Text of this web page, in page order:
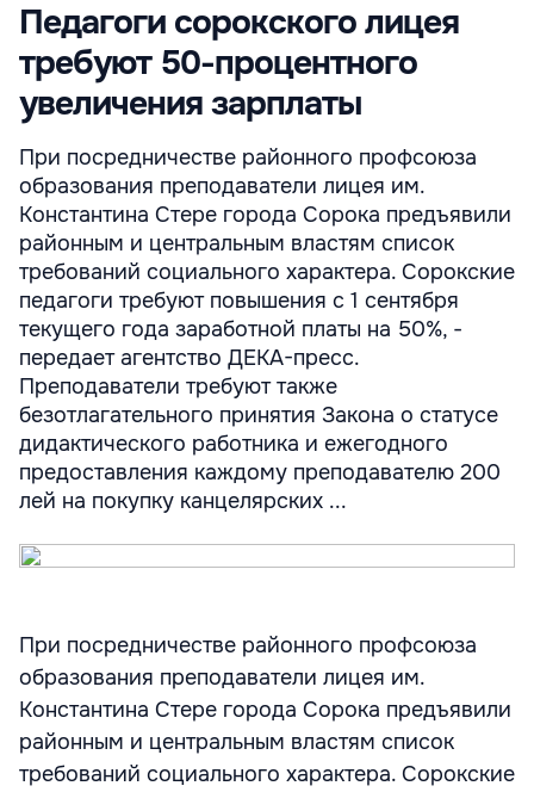
Педагоги сорокского лицея
требуют 50-процентного
увеличения зарплаты
При посредничестве районного профсоюза
образования преподаватели лицея им.
Константина Стере города Сорока предъявили
районным и центральным властям список
требований социального характера. Сорокские
педагоги требуют повышения с 1 сентября
текущего года заработной платы на 50%, -
передает агентство ДЕКА-пресс.
Преподаватели требуют также
безотлагательного принятия Закона о статусе
дидактического работника и ежегодного
предоставления каждому преподавателю 200
лей на покупку канцелярских ...
При посредничестве районного профсоюза
образования преподаватели лицея им.
Константина Стере города Сорока предъявили
районным и центральным властям список
требований социального характера. Сорокские